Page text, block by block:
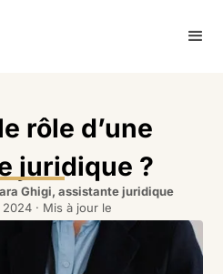
rôle d’une
juridique ?
Ghigi, assistante juridique
2024 · Mis à jour le